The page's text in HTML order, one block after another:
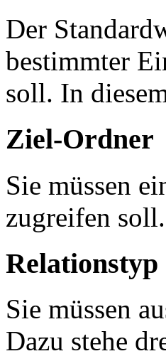
Der
bestimmter
soll. In
Ziel-Ordner
Sie müssen
zugreifen soll.
Relationstyp
Sie müssen
Dazu stehe